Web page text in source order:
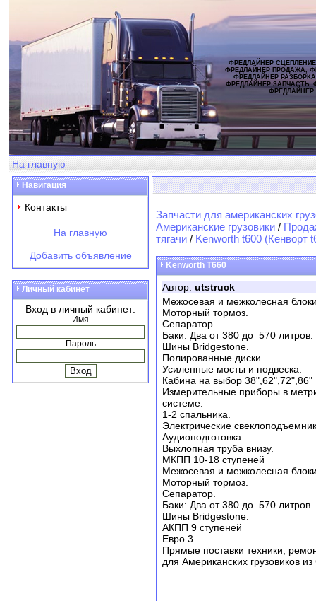
ФРЕДЛАЙНЕР
ФРЕДЛАЙНЕР ПРОДАЖА,
ФРЕДЛАЙНЕР
ФРЕДЛАЙНЕР ЗАПЧАСТЬ,
ФРЕДЛАЙНЕР
На главную
Навигация
Контакты
На главную
Добавить объявление
Личный кабинет
Вход в личный кабинет:
Имя
Пароль
Запчасти для американских
Американские грузовики /
тягачи / Kenworth t600 (Кенворт
Kenworth T660
Автор: utstruck
Межосевая и межколесная
Моторный тормоз.
Сепаратор.
Баки: Два от 380 до 570 литров.
Шины Bridgestone.
Полированные диски.
Усиленные мосты и подвеска.
Кабина на выбор
Измерительные приборы в
системе.
1-2 спальника.
Электрические
Аудиоподготовка.
Выхлопная труба внизу.
МКПП 10-18 ступеней
Межосевая и межколесная
Моторный тормоз.
Сепаратор.
Баки: Два от 380 до 570 литров.
Шины Bridgestone.
АКПП 9 ступеней
Евро 3
Прямые поставки техники,
для Американских грузовиков